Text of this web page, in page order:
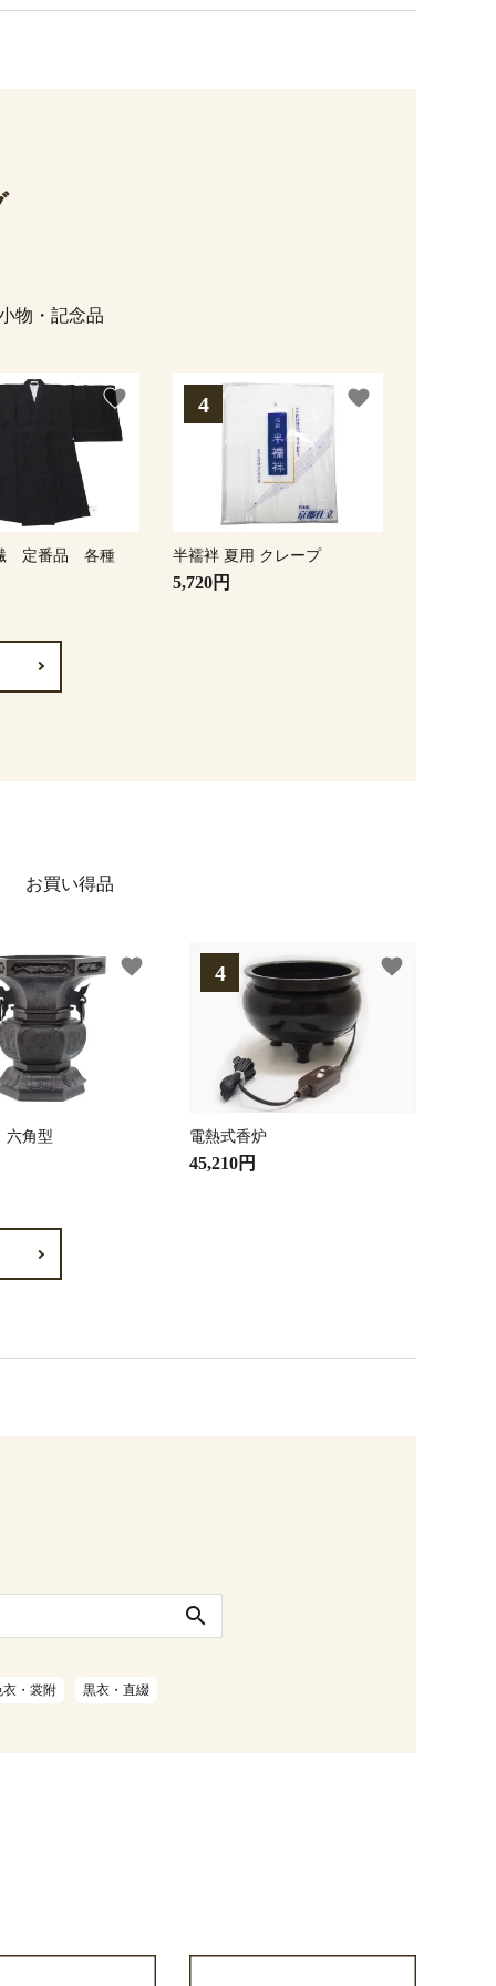
物・記念品
定番品 各種
favorite
半襦袢 夏用 クレープ
5,720円
favorite
お買い得品
角型
favorite
電熱式香炉
45,210円
favorite
search
衣・裳附 黒衣・直綴